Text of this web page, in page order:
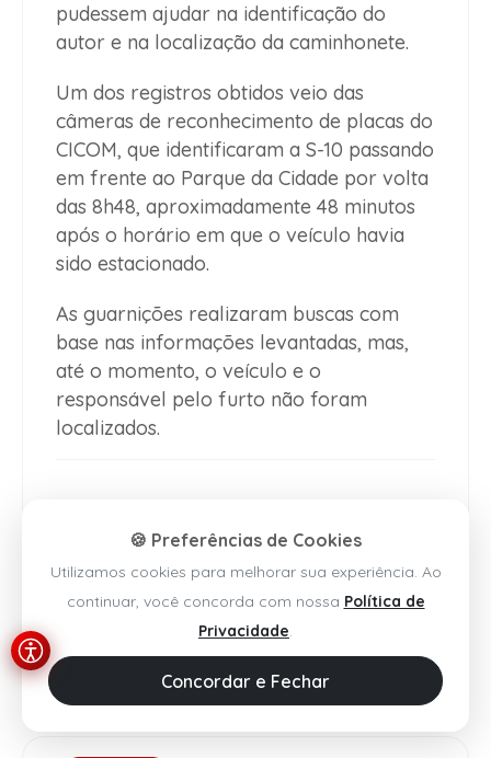
pudessem ajudar na identificação do
autor e na localização da caminhonete.
Um dos registros obtidos veio das
câmeras de reconhecimento de placas do
CICOM, que identificaram a S-10 passando
em frente ao Parque da Cidade por volta
das 8h48, aproximadamente 48 minutos
após o horário em que o veículo havia
sido estacionado.
As guarnições realizaram buscas com
base nas informações levantadas, mas,
até o momento, o veículo e o
responsável pelo furto não foram
localizados.
🍪 Preferências de Cookies
Utilizamos cookies para melhorar sua experiência. Ao
continuar, você concorda com nossa Política de
Privacidade.
Concordar e Fechar